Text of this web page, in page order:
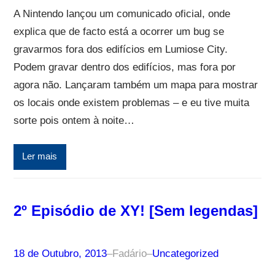
A Nintendo lançou um comunicado oficial, onde
explica que de facto está a ocorrer um bug se
gravarmos fora dos edifícios em Lumiose City.
Podem gravar dentro dos edifícios, mas fora por
agora não. Lançaram também um mapa para mostrar
os locais onde existem problemas – e eu tive muita
sorte pois ontem à noite…
Ler mais
2º Episódio de XY! [Sem legendas]
18 de Outubro, 2013–Fadário–Uncategorized